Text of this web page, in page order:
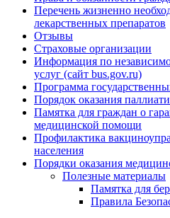
Перечень жизненно
лекарственных препаратов
Отзывы
Страховые организации
Информация по
услуг (сайт bus.gov.ru)
Программа
Порядок оказания
Памятка для граждан о
медицинской помощи
Профилактика
населения
Порядки оказания
Полезные материалы
Памятка для
Правила